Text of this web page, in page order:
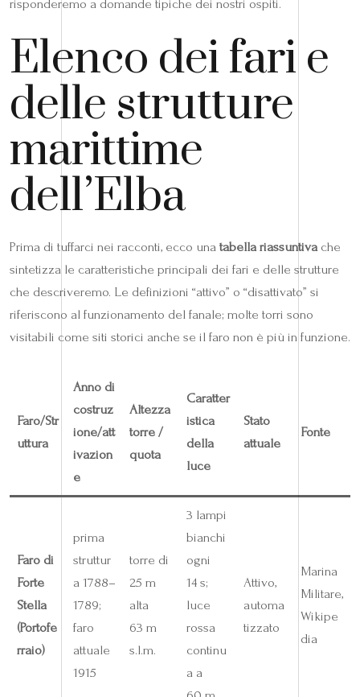
risponderemo a domande tipiche dei nostri ospiti.
Elenco dei fari e
delle strutture
marittime
dell’Elba
Prima di tuffarci nei racconti, ecco una tabella riassuntivache
sintetizza le caratteristiche principali dei fari e delle strutture
che descriveremo. Le definizioni “attivo” o “disattivato” si
riferiscono al funzionamento del fanale; molte torri sono
visitabili come siti storici anche se il faro non è più in funzione.
Faro/Str
uttura
Anno di
costruz
ione/att
ivazion
e
Altezza
torre /
quota
Caratter
istica
della
luce
Stato
attuale
Fonte
Faro di
Forte
Stella
(Portofe
rraio)
prima
struttur
a 1788–
1789;
faro
attuale
1915
torre di
25 m
alta
63 m
s.l.m.
3 lampi
bianchi
ogni
14 s;
luce
rossa
continu
a a
Attivo,
automa
tizzato
Marina
Militare,
Wikipe
dia